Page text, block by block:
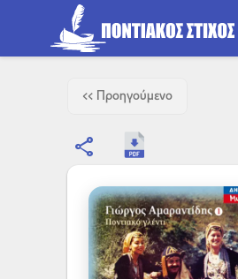
<< Προηγούμενο
share